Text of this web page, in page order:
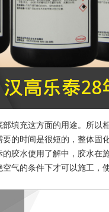
填充这方面的用途。所以
的时间是很短的，整体固
胶水使用了解中，胶水在
气的条件下才可以施工，